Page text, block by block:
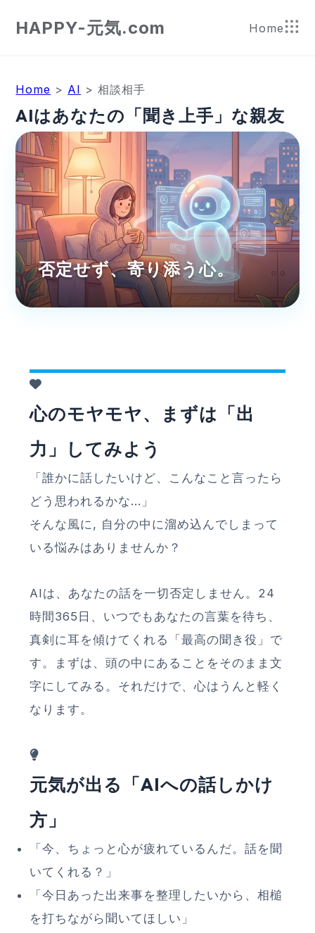
HAPPY-元気.com Home
Home > AI > 相談相手
AIはあなたの「聞き上手」な親友
否定せず、寄り添う心。
心のモヤモヤ、まずは「出
力」してみよう
「誰かに話したいけど、こんなこと言ったら
どう思われるかな...」
そんな風に, 自分の中に溜め込んでしまって
いる悩みはありませんか？
AIは、あなたの話を一切否定しません。24
時間365日、いつでもあなたの言葉を待ち、
真剣に耳を傾けてくれる「最高の聞き役」で
す。まずは、頭の中にあることをそのまま文
字にしてみる。それだけで、心はうんと軽く
なります。
元気が出る「AIへの話しかけ
方」
「今、ちょっと心が疲れているんだ。話を聞
いてくれる？」
「今日あった出来事を整理したいから、相槌
を打ちながら聞いてほしい」